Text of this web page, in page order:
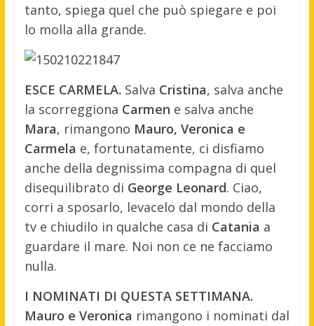
tanto, spiega quel che può spiegare e poi
lo molla alla grande.
ESCE CARMELA. Salva Cristina, salva anche
la scorreggiona Carmen e salva anche
Mara, rimangono Mauro, Veronica e
Carmela e, fortunatamente, ci disfiamo
anche della degnissima compagna di quel
disequilibrato di George Leonard. Ciao,
corri a sposarlo, levacelo dal mondo della
tv e chiudilo in qualche casa di Catania a
guardare il mare. Noi non ce ne facciamo
nulla.
I NOMINATI DI QUESTA SETTIMANA.
Mauro e Veronica rimangono i nominati dal